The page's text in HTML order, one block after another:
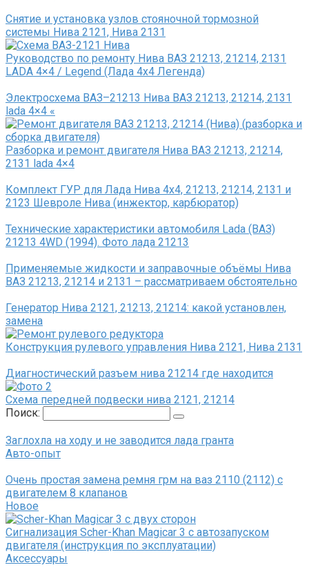
Снятие и установка узлов стояночной тормозной
системы Нива 2121, Нива 2131
Руководство по ремонту Нива ВАЗ 21213, 21214, 2131
LADA 4×4 / Legend (Лада 4х4 Легенда)
Электросхема ВАЗ–21213 Нива ВАЗ 21213, 21214, 2131
lada 4×4 «
Разборка и ремонт двигателя Нива ВАЗ 21213, 21214,
2131 lada 4×4
Комплект ГУР для Лада Нива 4х4, 21213, 21214, 2131 и
2123 Шевроле Нива (инжектор, карбюратор)
Технические характеристики автомобиля Lada (ВАЗ)
21213 4WD (1994). Фото лада 21213
Применяемые жидкости и заправочные объёмы Нива
ВАЗ 21213, 21214 и 2131 – рассматриваем обстоятельно
Генератор Нива 2121, 21213, 21214: какой установлен,
замена
Конструкция рулевого управления Нива 2121, Нива 2131
Диагностический разъем нива 21214 где находится
Схема передней подвески нива 2121, 21214
Поиск:
Заглохла на ходу и не заводится лада гранта
Авто-опыт
Очень простая замена ремня грм на ваз 2110 (2112) с
двигателем 8 клапанов
Новое
Сигнализация Scher-Khan Magicar 3 с автозапуском
двигателя (инструкция по эксплуатации)
Аксессуары